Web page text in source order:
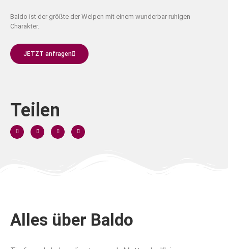
Baldo ist der größte der Welpen mit einem wunderbar ruhigen
Charakter.
JETZT anfragen
Teilen
Alles über Baldo